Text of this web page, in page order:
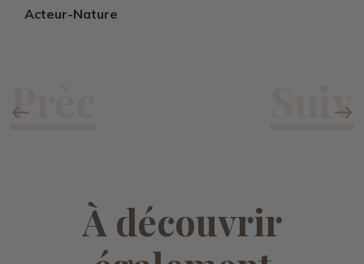
Acteur-Nature
À découvrir